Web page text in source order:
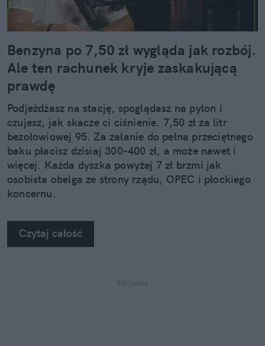
Benzyna po 7,50 zł wygląda jak rozbój.
Ale ten rachunek kryje zaskakującą
prawdę
Podjeżdżasz na stację, spoglądasz na pylon i
czujesz, jak skacze ci ciśnienie. 7,50 zł za litr
bezołowiowej 95. Za zalanie do pełna przeciętnego
baku płacisz dzisiaj 300-400 zł, a może nawet i
więcej. Każda dyszka powyżej 7 zł brzmi jak
osobista obelga ze strony rządu, OPEC i płockiego
koncernu.
Czytaj całość
REKLAMA